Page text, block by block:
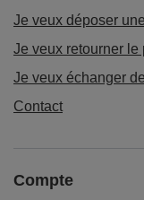
Je veux déposer
Je veux retourner le
Je veux échanger
Contact
Compte